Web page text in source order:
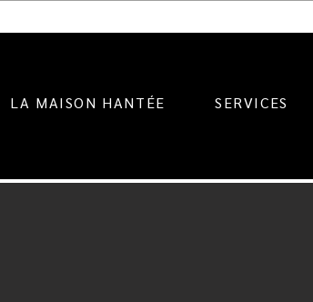
LA MAISON HANTÉE SERVICES